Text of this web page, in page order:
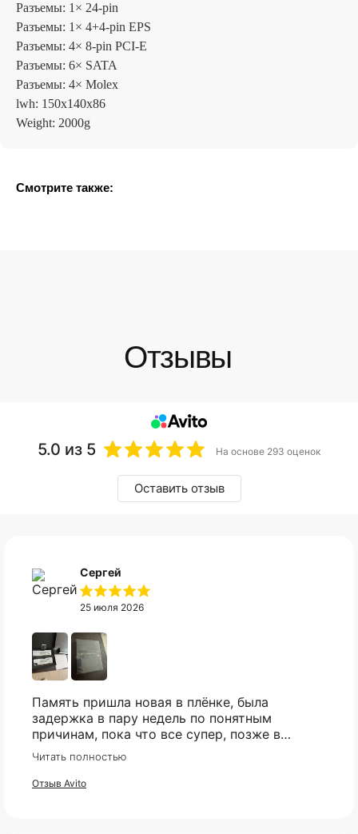
Разъемы: 1× 24-pin
Разъемы: 1× 4+4-pin EPS
Разъемы: 4× 8-pin PCI-E
Разъемы: 6× SATA
Разъемы: 4× Molex
lwh: 150x140x86
Weight: 2000g
Смотрите также:
5.0 из 5 На основе 293 оценок
Оставить отзыв
Сергей
25 июля 2026
Память пришла новая в плёнке, была
задержка в пару недель по понятным
причинам, пока что все супер, позже в
сборке проверю и отзыв дополню
Читать полностью
Отзыв Avito